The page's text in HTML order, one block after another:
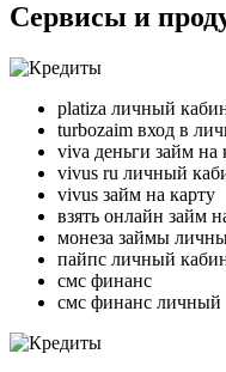
Сервисы и
platiza личный
turbozaim вход в
viva деньги займ на
vivus ru личный
vivus займ на карту
взять онлайн займ
монеза займы
пайпс личный
смс финанс
смс финанс личный